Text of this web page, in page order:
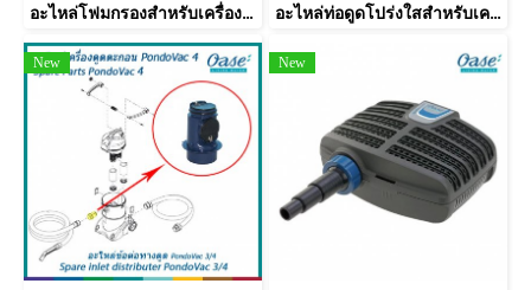
อะไหล่โฟมกรองสำหรับเครื่องดูดตะกอน OASE รุ่น PondoVac 4 อะไหล่ท่อดูดโปร่งใสสำหรับเครื่องดูดตะกอน OASE รุ่น PondoVac 4
New New